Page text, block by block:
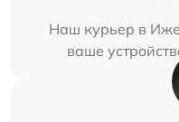
Наш курьер в
ваше